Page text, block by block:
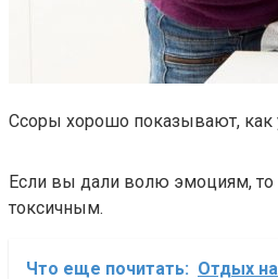
Ссоры хорошо показывают, как
Если вы дали волю эмоциям, то
токсичным.
Что еще почитать: Отдых